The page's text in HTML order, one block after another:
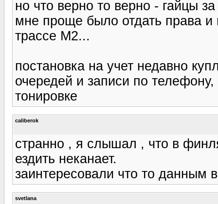
но что верно то верно - гайцы
мне проще было отдать права и
трассе М2...
постановка на учет недавно
очередей и записи по
тонировке
caliberok
странно , я слышал , что в
ездить неканает.
заинтересовали что то данным
svetlana